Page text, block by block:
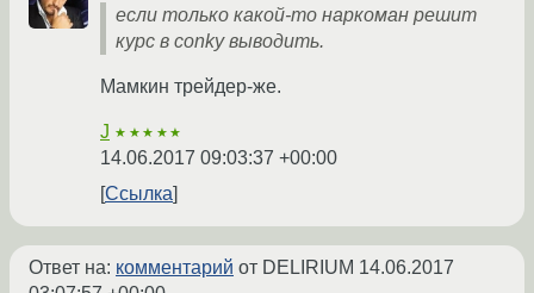
если только какой-то наркоман решит
курс в conky выводить.
Мамкин трейдер-же.
J ★★★★★
14.06.2017 09:03:37 +00:00
Ссылка
Ответ на: комментарий от DELIRIUM 14.06.2017